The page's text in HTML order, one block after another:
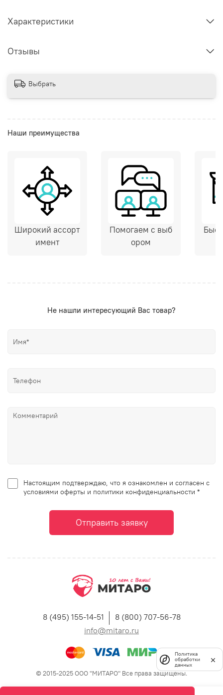
Характеристики
Отзывы
Выбрать
Наши преимущества
Широкий ассорт
имент
Помогаем с выб
ором
Не нашли интересующий Вас товар?
Настоящим подтверждаю, что я ознакомлен и согласен с
условиями оферты и политики конфиденциальности *
Отправить заявку
8 (495) 155-14-51
8 (800) 707-56-78
info@mitaro.ru
© 2015-2025 ООО "МИТАРО" Все права защищены.
Политика
обработки
данных